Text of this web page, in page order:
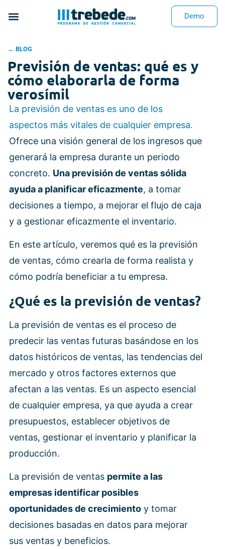
Demo
← BLOG
Previsión de ventas: qué es y
cómo elaborarla de forma
verosímil
La previsión de ventas es uno de los
aspectos más vitales de cualquier empresa.
Ofrece una visión general de los ingresos que
generará la empresa durante un periodo
concreto. Una previsión de ventas sólida
ayuda a planificar eficazmente, a tomar
decisiones a tiempo, a mejorar el flujo de caja
y a gestionar eficazmente el inventario.
En este artículo, veremos qué es la previsión
de ventas, cómo crearla de forma realista y
cómo podría beneficiar a tu empresa.
¿Qué es la previsión de ventas?
La previsión de ventas es el proceso de
predecir las ventas futuras basándose en los
datos históricos de ventas, las tendencias del
mercado y otros factores externos que
afectan a las ventas. Es un aspecto esencial
de cualquier empresa, ya que ayuda a crear
presupuestos, establecer objetivos de
ventas, gestionar el inventario y planificar la
producción.
La previsión de ventas permite a las
empresas identificar posibles
oportunidades de crecimiento y tomar
decisiones basadas en datos para mejorar
sus ventas y beneficios.